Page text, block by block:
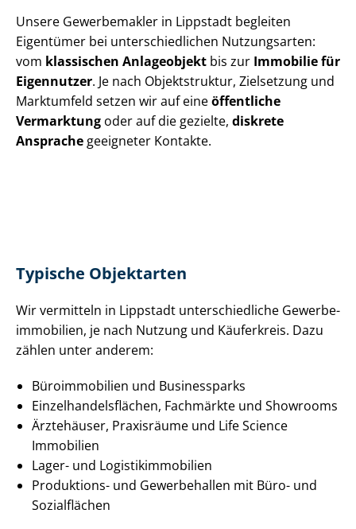
Unsere Gewerbemakler in Lippstadt begleiten
Eigentümer bei un­ter­schied­li­chen Nutzungsarten:
vom klassischen Anlageobjekt bis zur Immobilie für
Eigennutzer. Je nach Objektstruktur, Zielsetzung und
Marktumfeld setzen wir auf eineöffentliche
Vermarktung oder auf die gezielte, diskrete
Ansprachegeeigneter Kontakte.
Typische Objektarten
Wir vermitteln in Lippstadt un­ter­schied­li­che Ge­wer­be­
im­mo­bi­li­en, je nach Nutzung und Käuferkreis. Dazu
zählen unter anderem:
Büroimmobilien und Businessparks
Ein­zel­han­dels­flä­chen, Fachmärkte und Showrooms
Ärztehäuser, Praxisräume und Life Science
Immobilien
Lager- und Lo­gis­tik­im­mo­bi­li­en
Produktions- und Gewerbehallen mit Büro- und
Sozialflächen